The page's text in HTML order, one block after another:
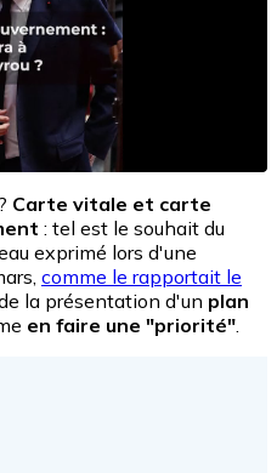
Carte vitale et carte
: tel est le souhait du
exprimé lors d'une
comme le rapportait le
la présentation d'un plan
en faire une "priorité"